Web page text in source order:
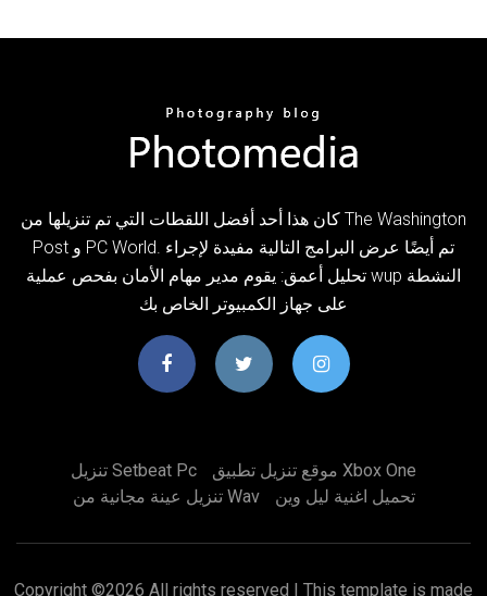
كان هذا أحد أفضل اللقطات التي تم تنزيلها من The Washington
Post و PC World. تم أيضًا عرض البرامج التالية مفيدة لإجراء
تحليل أعمق: يقوم مدير مهام الأمان بفحص عملية wup النشطة
على جهاز الكمبيوتر الخاص بك
تنزيل Setbeat Pc
موقع تنزيل تطبيق Xbox One
تنزيل عينة مجانية من Wav
تحميل اغنية ليل وين
Copyright ©2026 All rights reserved | This template is made